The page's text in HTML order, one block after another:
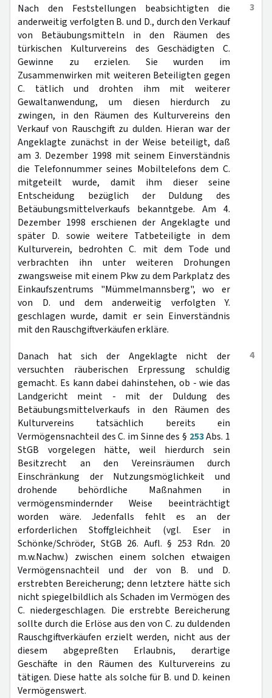
3
Nach den Feststellungen beabsichtigten die
anderweitig verfolgten B. und D., durch den Verkauf
von Betäubungsmitteln in den Räumen des
türkischen Kulturvereins des Geschädigten C.
Gewinne zu erzielen. Sie wurden im
Zusammenwirken mit weiteren Beteiligten gegen
C. tätlich und drohten ihm mit weiterer
Gewaltanwendung, um diesen hierdurch zu
zwingen, in den Räumen des Kulturvereins den
Verkauf von Rauschgift zu dulden. Hieran war der
Angeklagte zunächst in der Weise beteiligt, daß
am 3. Dezember 1998 mit seinem Einverständnis
die Telefonnummer seines Mobiltelefons dem C.
mitgeteilt wurde, damit ihm dieser seine
Entscheidung bezüglich der Duldung des
Betäubungsmittelverkaufs bekanntgebe. Am 4.
Dezember 1998 erschienen der Angeklagte und
später D. sowie weitere Tatbeteiligte in dem
Kulturverein, bedrohten C. mit dem Tode und
verbrachten ihn unter weiteren Drohungen
zwangsweise mit einem Pkw zu dem Parkplatz des
Einkaufszentrums "Mümmelmannsberg", wo er
von D. und dem anderweitig verfolgten Y.
geschlagen wurde, damit er sein Einverständnis
mit den Rauschgiftverkäufen erkläre.
4
Danach hat sich der Angeklagte nicht der
versuchten räuberischen Erpressung schuldig
gemacht. Es kann dabei dahinstehen, ob - wie das
Landgericht meint - mit der Duldung des
Betäubungsmittelverkaufs in den Räumen des
Kulturvereins tatsächlich bereits ein
Vermögensnachteil des C. im Sinne des § 253Abs. 1
StGB vorgelegen hätte, weil hierdurch sein
Besitzrecht an den Vereinsräumen durch
Einschränkung der Nutzungsmöglichkeit und
drohende behördliche Maßnahmen in
vermögensmindernder Weise beeinträchtigt
worden wäre. Jedenfalls fehlt es an der
erforderlichen Stoffgleichheit (vgl. Eser in
Schönke/Schröder, StGB 26. Aufl. § 253 Rdn. 20
m.w.Nachw.) zwischen einem solchen etwaigen
Vermögensnachteil und der von B. und D.
erstrebten Bereicherung; denn letztere hätte sich
nicht spiegelbildlich als Schaden im Vermögen des
C. niedergeschlagen. Die erstrebte Bereicherung
sollte durch die Erlöse aus den von C. zu duldenden
Rauschgiftverkäufen erzielt werden, nicht aus der
diesem abgepreßten Erlaubnis, derartige
Geschäfte in den Räumen des Kulturvereins zu
tätigen. Diese hatte als solche für B. und D. keinen
Vermögenswert.